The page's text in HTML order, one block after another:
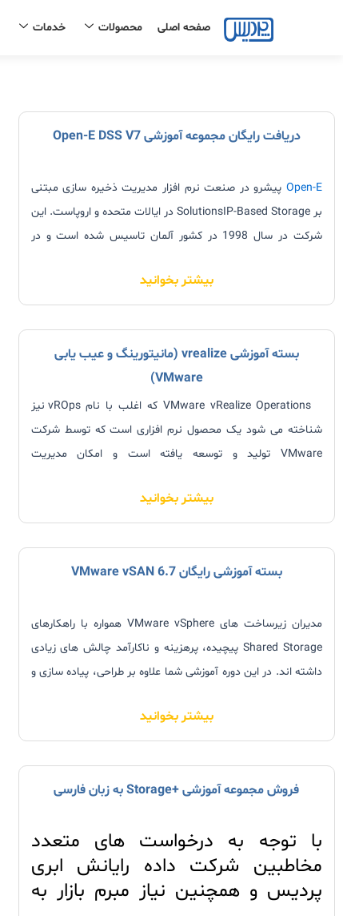
صفحه اصلی محصولات خدمات
دریافت رایگان مجموعه آموزشی Open-E DSS V7
Open-E پیشرو در صنعت نرم افزار مدیریت ذخیره سازی مبتنی
برIP-Based Storage
Solutions در ایالات متحده و اروپاست. این
شرکت در سال 1998 در کشور آلمان تاسیس شده است و در
در سرتاسر جهان گسترش دهد. آخرین محصولات ارائه شده توسط
این شرکت در حال حاضرOpen-E DSS V7
و Open-E JovianDSS
می باشند. این محصولات بسیار منعطف بوده و از انواع پروتکل ها
مانند iSCSI و FC برای انتقال داده پشتیبانی می کند. جهت
Storageمی توانید از مسیر زیر به کسب
اطلاعات مورد نیاز خود اقدام نمایید. این مطالب در دو دسته ی
مقدماتی و پیشرفته گروه بندی شده است.
بیشتر بخوانید
بسته آموزشی vrealize (مانیتورینگ و عیب یابی
VMware)
VMware vRealize Operations که اغلب با نام vROps نیز
شناخته می شود یک محصول نرم افزاری است که توسط شرکت
VMware تولید و توسعه یافته است و امکان مدیریت
همچنین لازم بذکر است این محصول
بیشتر بخوانید
بسته آموزشی رایگان VMware vSAN 6.7
مدیران زیرساخت های VMware vSphere همواره با راهکارهای
Shared Storage پیچیده، پرهزینه و ناکارآمد چالش های زیادی
داشته اند. در این دوره آموزشی شما علاوه بر طراحی، پیاده سازی و
سازی کنید.
بیشتر بخوانید
فروش مجموعه آموزشی +Storage به زبان فارسی
با توجه به درخواست های متعدد
مخاطبین شرکت داده رایانش ابری
پردیس و همچنین نیاز مبرم بازار به